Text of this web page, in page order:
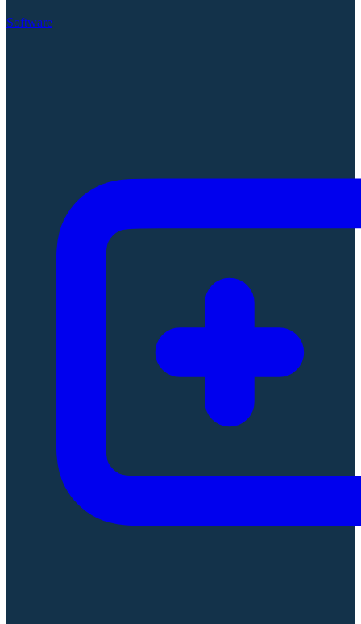
Software